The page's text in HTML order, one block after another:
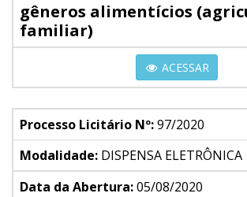
gêneros alimentícios
familiar)
ACESSAR
Processo Licitário Nº:97/2020
Modalidade: DISPENSA ELETRÔNICA
Data da Abertura:05/08/2020